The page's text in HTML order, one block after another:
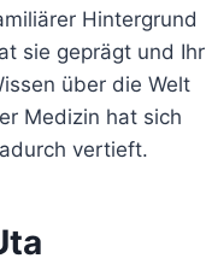
Hintergrund
sie geprägt und Ihr
über die Welt
Medizin hat sich
vertieft.